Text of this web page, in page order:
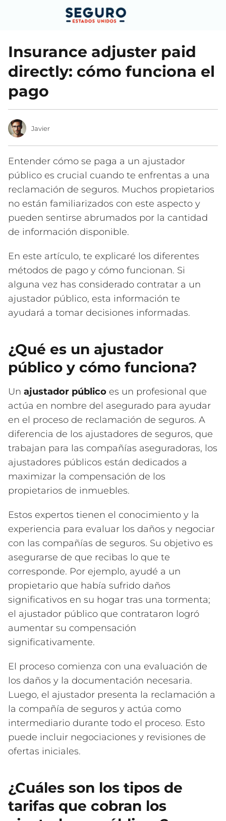
Insurance adjuster paid
directly: cómo funciona el
pago
Javier
Entender cómo se paga a un ajustador
público es crucial cuando te enfrentas a una
reclamación de seguros. Muchos propietarios
no están familiarizados con este aspecto y
pueden sentirse abrumados por la cantidad
de información disponible.
En este artículo, te explicaré los diferentes
métodos de pago y cómo funcionan. Si
alguna vez has considerado contratar a un
ajustador público, esta información te
ayudará a tomar decisiones informadas.
¿Qué es un ajustador
público y cómo funciona?
Un ajustador público es un profesional que
actúa en nombre del asegurado para ayudar
en el proceso de reclamación de seguros. A
diferencia de los ajustadores de seguros, que
trabajan para las compañías aseguradoras, los
ajustadores públicos están dedicados a
maximizar la compensación de los
propietarios de inmuebles.
Estos expertos tienen el conocimiento y la
experiencia para evaluar los daños y negociar
con las compañías de seguros. Su objetivo es
asegurarse de que recibas lo que te
corresponde. Por ejemplo, ayudé a un
propietario que había sufrido daños
significativos en su hogar tras una tormenta;
el ajustador público que contrataron logró
aumentar su compensación
significativamente.
El proceso comienza con una evaluación de
los daños y la documentación necesaria.
Luego, el ajustador presenta la reclamación a
la compañía de seguros y actúa como
intermediario durante todo el proceso. Esto
puede incluir negociaciones y revisiones de
ofertas iniciales.
¿Cuáles son los tipos de
tarifas que cobran los